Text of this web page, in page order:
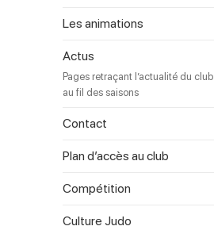
Les animations
Actus
Pages retraçant l’actualité du club
au fil des saisons
Contact
Plan d’accès au club
Compétition
Culture Judo